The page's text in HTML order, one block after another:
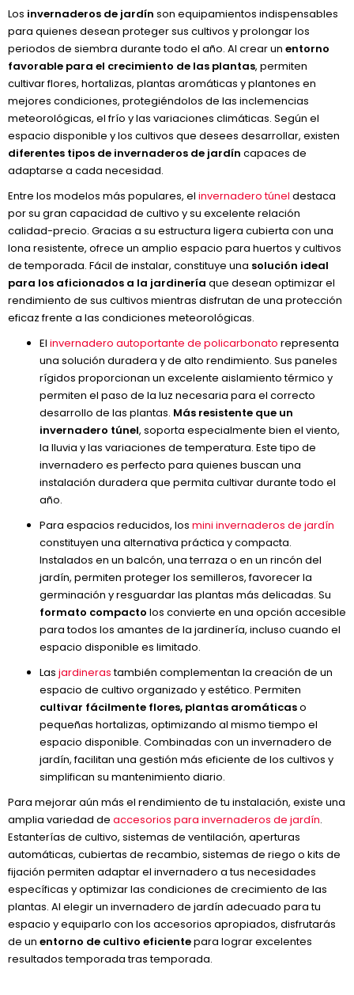
Los invernaderos de jardín son equipamientos indispensables
para quienes desean proteger sus cultivos y prolongar los
periodos de siembra durante todo el año. Al crear un entorno
favorable para el crecimiento de las plantas, permiten
cultivar flores, hortalizas, plantas aromáticas y plantones en
mejores condiciones, protegiéndolos de las inclemencias
meteorológicas, el frío y las variaciones climáticas. Según el
espacio disponible y los cultivos que desees desarrollar, existen
diferentes tipos de invernaderos de jardín capaces de
adaptarse a cada necesidad.
Entre los modelos más populares, el invernadero túnel destaca
por su gran capacidad de cultivo y su excelente relación
calidad-precio. Gracias a su estructura ligera cubierta con una
lona resistente, ofrece un amplio espacio para huertos y cultivos
de temporada. Fácil de instalar, constituye una solución ideal
para los aficionados a la jardinería que desean optimizar el
rendimiento de sus cultivos mientras disfrutan de una protección
eficaz frente a las condiciones meteorológicas.
El invernadero autoportante de policarbonato representa
una solución duradera y de alto rendimiento. Sus paneles
rígidos proporcionan un excelente aislamiento térmico y
permiten el paso de la luz necesaria para el correcto
desarrollo de las plantas. Más resistente que un
invernadero túnel, soporta especialmente bien el viento,
la lluvia y las variaciones de temperatura. Este tipo de
invernadero es perfecto para quienes buscan una
instalación duradera que permita cultivar durante todo el
año.
Para espacios reducidos, los mini invernaderos de jardín
constituyen una alternativa práctica y compacta.
Instalados en un balcón, una terraza o en un rincón del
jardín, permiten proteger los semilleros, favorecer la
germinación y resguardar las plantas más delicadas. Su
formato compacto los convierte en una opción accesible
para todos los amantes de la jardinería, incluso cuando el
espacio disponible es limitado.
Las jardinerastambién complementan la creación de un
espacio de cultivo organizado y estético. Permiten
cultivar fácilmente flores, plantas aromáticaso
pequeñas hortalizas, optimizando al mismo tiempo el
espacio disponible. Combinadas con un invernadero de
jardín, facilitan una gestión más eficiente de los cultivos y
simplifican su mantenimiento diario.
Para mejorar aún más el rendimiento de tu instalación, existe una
amplia variedad de accesorios para invernaderos de jardín.
Estanterías de cultivo, sistemas de ventilación, aperturas
automáticas, cubiertas de recambio, sistemas de riego o kits de
fijación permiten adaptar el invernadero a tus necesidades
específicas y optimizar las condiciones de crecimiento de las
plantas. Al elegir un invernadero de jardín adecuado para tu
espacio y equiparlo con los accesorios apropiados, disfrutarás
de un entorno de cultivo eficientepara lograr excelentes
resultados temporada tras temporada.